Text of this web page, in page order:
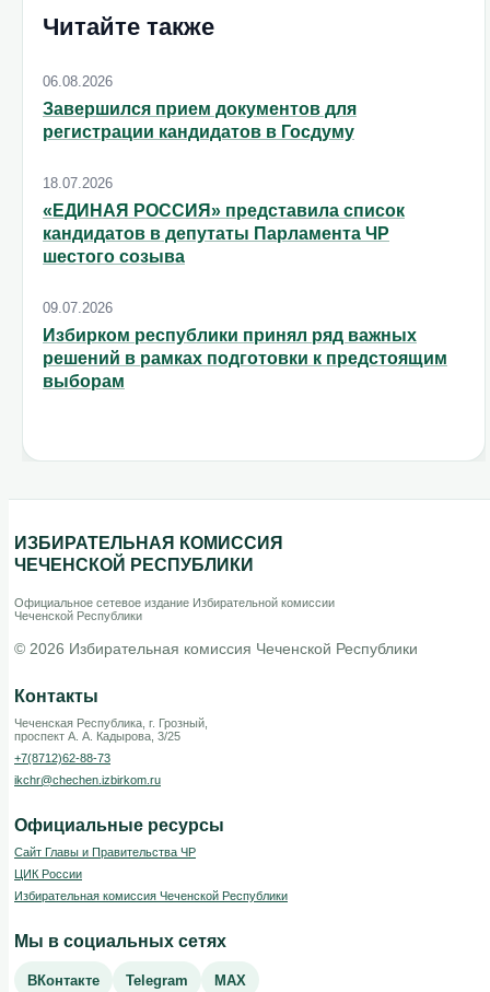
Читайте также
06.08.2026
Завершился прием документов для
регистрации кандидатов в Госдуму
18.07.2026
«ЕДИНАЯ РОССИЯ» представила список
кандидатов в депутаты Парламента ЧР
шестого созыва
09.07.2026
Избирком республики принял ряд важных
решений в рамках подготовки к предстоящим
выборам
ИЗБИРАТЕЛЬНАЯ КОМИССИЯ
ЧЕЧЕНСКОЙ РЕСПУБЛИКИ
Официальное сетевое издание Избирательной комиссии
Чеченской Республики
© 2026 Избирательная комиссия Чеченской Республики
Контакты
Чеченская Республика, г. Грозный,
проспект А. А. Кадырова, 3/25
+7(8712)62-88-73
ikchr@chechen.izbirkom.ru
Официальные ресурсы
Сайт Главы и Правительства ЧР
ЦИК России
Избирательная комиссия Чеченской Республики
Мы в социальных сетях
ВКонтакте Telegram MAX